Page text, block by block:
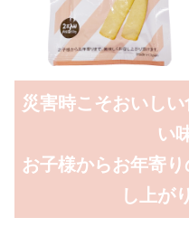
災害時こそおいし
い
お子様からお年寄
し上が